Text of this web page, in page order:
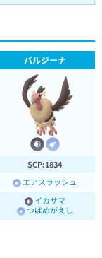
バルジーナ
SCP:1834
エアスラッシュ
イカサマ
つばめがえし